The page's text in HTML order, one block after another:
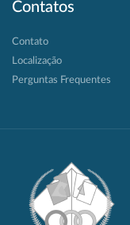
Contatos
Contato
Localização
Perguntas Frequentes